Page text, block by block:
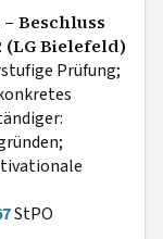
– Beschluss
(LG Bielefeld)
Prüfung;
StPO